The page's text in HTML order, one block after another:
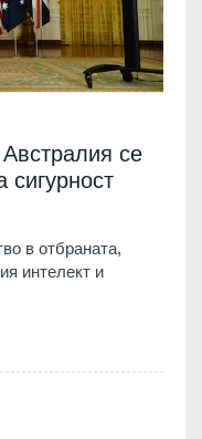
се
сигурност
в отбраната,
интелект и